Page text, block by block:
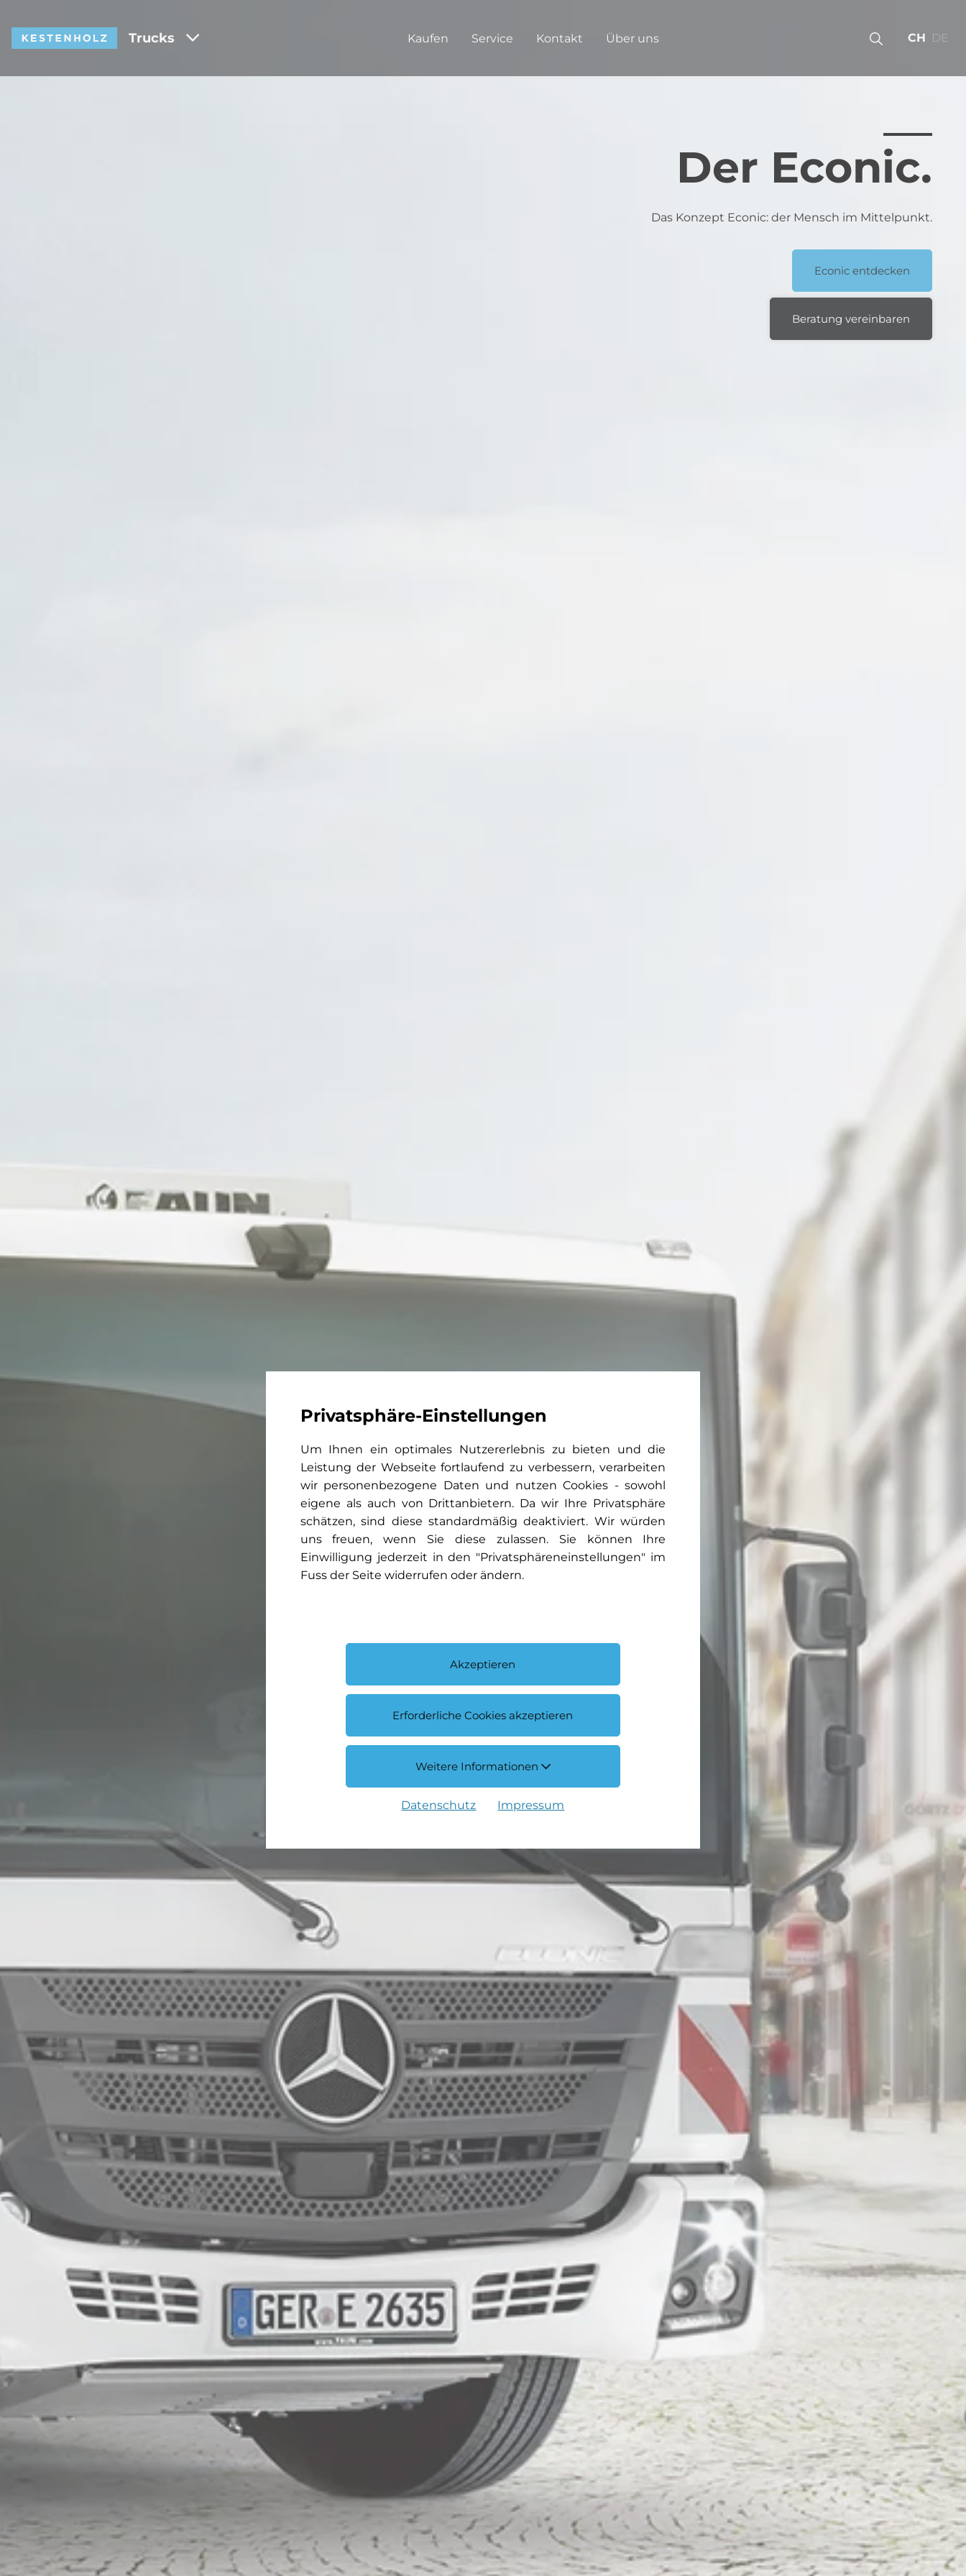
Privatsphäre-Einstellungen
Um Ihnen ein optimales Nutzererlebnis zu bieten und die
Leistung der Webseite fortlaufend zu verbessern, verarbeiten
wir personenbezogene Daten und nutzen Cookies - sowohl
eigene als auch von Drittanbietern. Da wir Ihre Privatsphäre
schätzen, sind diese standardmäßig deaktiviert. Wir würden
uns freuen, wenn Sie diese zulassen. Sie können Ihre
Einwilligung jederzeit in den "Privatsphäreneinstellungen" im
Fuss der Seite widerrufen oder ändern.
Akzeptieren
Erforderliche Cookies akzeptieren
Weitere Informationen
Datenschutz Impressum
Trucks Kaufen Service Kontakt Über uns CH DE
Der Econic.
Das Konzept Econic: der Mensch im Mittelpunkt.
Econic entdecken
Beratung vereinbaren